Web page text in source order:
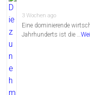
3 Wochen ago
Eine dominierende
Jahrhunderts ist die …